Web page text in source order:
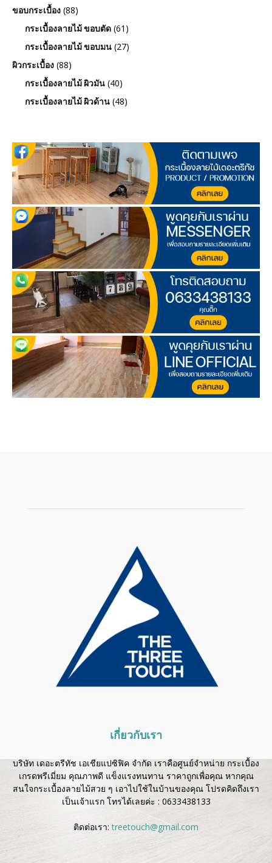
ขอบกระเบื้อง (88)
กระเบื้องลายไม้ ขอบตัด (61)
กระเบื้องลายไม้ ขอบมน (27)
ผิวกระเบื้อง (88)
กระเบื้องลายไม้ ผิวมัน (40)
กระเบื้องลายไม้ ผิวด้าน (48)
เกี่ยวกับเรา
บริษัท เดอะตรีทัช เอเชียแปซิฟิค จำกัด เราคือศูนย์จำหน่าย กระเบื้อง
เกรดพรีเมี่ยม คุณภาพดี แข็งแรงทนทาน ราคาถูกเพื่อคุณ หากคุณ
สนใจกระเบื้องลายไม้สวย ๆ เอาไปใช้ในบ้านของคุณ โปรดคิดถึงเรา
เป็นเจ้าแรก โทรได้เลยค่ะ : 0633438133
ติดต่อเรา:treetouch@gmail.com